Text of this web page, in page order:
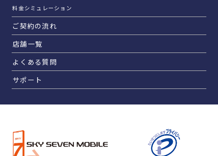
料金シミュレーション
ご契約の流れ
店舗一覧
よくある質問
サポート